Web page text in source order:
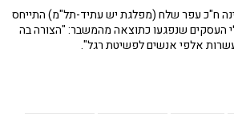
ח"כ עפר שלח (מפלגת יש עתיד-תל"מ) התייחס
העסקים שנפגעו כתוצאה מהמשבר: "הצורה בה
אלפי אנשים לפשיטת רגל".